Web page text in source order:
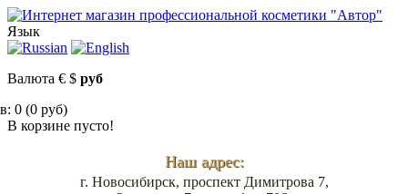
Язык
Валюта € $ руб
0 (0 руб)
В корзине пусто!
Наш адрес:
г. Новосибирск, проспект Димитрова 7,